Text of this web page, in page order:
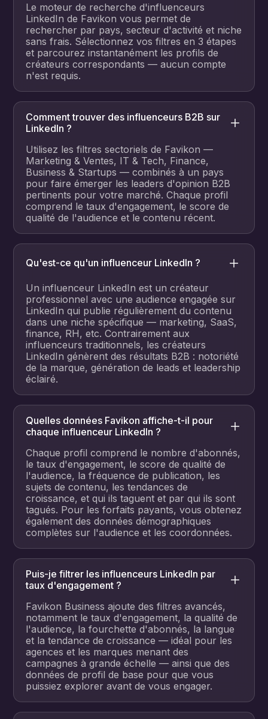
Le moteur de recherche d'influenceurs
LinkedIn de Favikon vous permet de
rechercher par pays, secteur d'activité et niche
sans frais. Sélectionnez vos filtres en 3 étapes
et parcourez instantanément les profils de
créateurs correspondants — aucun compte
n'est requis.
Comment trouver des influenceurs B2B sur
LinkedIn ?
Utilisez les filtres sectoriels de Favikon —
Marketing & Ventes, IT & Tech, Finance,
Business & Startups — combinés à un pays
pour faire émerger les leaders d'opinion B2B
pertinents pour votre marché. Chaque profil
comprend le taux d'engagement, le score de
qualité de l'audience et le contenu récent.
Qu'est-ce qu'un influenceur LinkedIn ?
Un influenceur LinkedIn est un créateur
professionnel avec une audience engagée sur
LinkedIn qui publie régulièrement du contenu
dans une niche spécifique — marketing, SaaS,
finance, RH, etc. Contrairement aux
influenceurs traditionnels, les créateurs
LinkedIn génèrent des résultats B2B : notoriété
de la marque, génération de leads et leadership
éclairé.
Quelles données Favikon affiche-t-il pour
chaque influenceur LinkedIn ?
Chaque profil comprend le nombre d'abonnés,
le taux d'engagement, le score de qualité de
l'audience, la fréquence de publication, les
sujets de contenu, les tendances de
croissance, et qui ils taguent et par qui ils sont
tagués. Pour les forfaits payants, vous obtenez
également des données démographiques
complètes sur l'audience et les coordonnées.
Puis-je filtrer les influenceurs LinkedIn par
taux d'engagement ?
Favikon Business ajoute des filtres avancés,
notamment le taux d'engagement, la qualité de
l'audience, la fourchette d'abonnés, la langue
et la tendance de croissance — idéal pour les
agences et les marques menant des
campagnes à grande échelle — ainsi que des
données de profil de base pour que vous
puissiez explorer avant de vous engager.